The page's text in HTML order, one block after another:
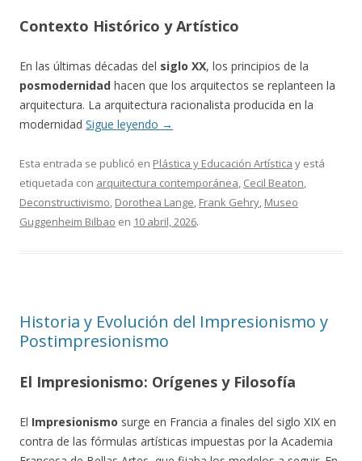
Contexto Histórico y Artístico
En las últimas décadas del siglo XX, los principios de la
posmodernidad hacen que los arquitectos se replanteen la
arquitectura. La arquitectura racionalista producida en la
modernidad Sigue leyendo →
Esta entrada se publicó en Plástica y Educación Artística y está
etiquetada con arquitectura contemporánea, Cecil Beaton,
Deconstructivismo, Dorothea Lange, Frank Gehry, Museo
Guggenheim Bilbao en 10 abril, 2026.
Historia y Evolución del Impresionismo y
Postimpresionismo
El Impresionismo: Orígenes y Filosofía
El Impresionismo surge en Francia a finales del siglo XIX en
contra de las fórmulas artísticas impuestas por la Academia